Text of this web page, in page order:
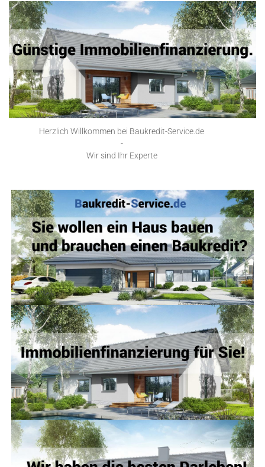
Herzlich Willkommen bei Baukredit-Service.de
-
Wir sind Ihr Experte